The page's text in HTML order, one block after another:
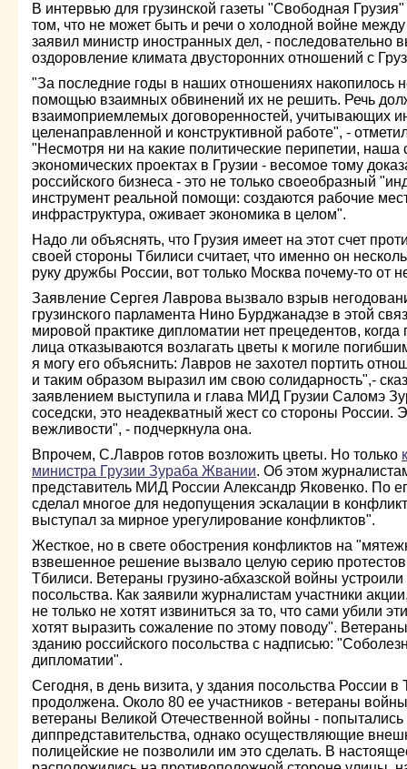
В интервью для грузинской газеты "Свободная
том, что не может быть и речи о холодной войне
заявил министр иностранных дел, - последовательно
оздоровление климата двусторонних отношений с
"За последние годы в наших отношениях накопилось
помощью взаимных обвинений их не решить. Речь
взаимоприемлемых договоренностей, учитывающих
целенаправленной и конструктивной работе", -
"Несмотря ни на какие политические перипетии, наша
экономических проектах в Грузии - весомое тому
российского бизнеса - это не только своеобразный
инструмент реальной помощи: создаются рабочие
инфраструктура, оживает экономика в целом".
Надо ли объяснять, что Грузия имеет на этот счет
своей стороны Тбилиси считает, что именно он
руку дружбы России, вот только Москва почему-то от
Заявление Сергея Лаврова вызвало взрыв
грузинского парламента Нино Бурджанадзе в этой
мировой практике дипломатии нет прецедентов,
лица отказываются возлагать цветы к могиле
я могу его объяснить: Лавров не захотел портить
и таким образом выразил им свою солидарность",-
заявлением выступила и глава МИД Грузии Саломэ
соседски, это неадекватный жест со стороны России.
вежливости", - подчеркнула она.
Впрочем, С.Лавров готов возложить цветы. Но только
министра Грузии Зураба Жвании. Об этом
представитель МИД России Александр Яковенко. По
сделал многое для недопущения эскалации в
выступал за мирное урегулирование конфликтов".
Жесткое, но в свете обострения конфликтов на
взвешенное решение вызвало целую серию протестов
Тбилиси. Ветераны грузино-абхазской войны
посольства. Как заявили журналистам участники
не только не хотят извиниться за то, что сами убили
хотят выразить сожаление по этому поводу".
зданию российского посольства с надписью:
дипломатии".
Сегодня, в день визита, у здания посольства России
продолжена. Около 80 ее участников - ветераны
ветераны Великой Отечественной войны -
диппредставительства, однако осуществляющие
полицейские не позволили им это сделать. В